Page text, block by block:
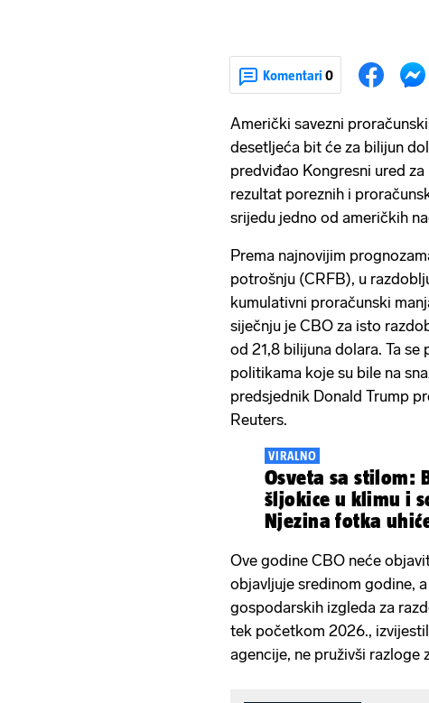
Komentari 0
Američki savezni
desetljeća bit će za bilijun
predviđao Kongresni ured
rezultat poreznih i
srijedu jedno od američkih
Prema najnovijim
potrošnju (CRFB), u
kumulativni proračunski
siječnju je CBO za isto
od 21,8 bilijuna dolara. Ta
politikama koje su bile na
predsjednik Donald Trump
Reuters.
VIRALNO
Osveta sa stilom:
šljokice u klimu i
Njezina fotka
Ove godine CBO neće
objavljuje sredinom godine,
gospodarskih izgleda za
tek početkom 2026.,
agencije, ne pruživši razloge